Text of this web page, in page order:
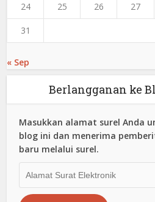
24 25 26 27
31
« Sep
Berlangganan ke
Masukkan alamat surel Anda
blog ini dan menerima
baru melalui surel.
Surat
Elektronik